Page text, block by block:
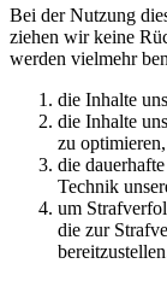
Bei der Nutzung
ziehen wir keine
werden vielmehr
die Inhalte
die Inhalte
zu optimieren,
die
Technik
um
die zur